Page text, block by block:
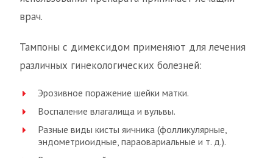
врач.
Тампоны с димексидом применяют для лечения
различных гинекологических болезней:
Эрозивное поражение шейки матки.
Воспаление влагалища и вульвы.
Разные виды кисты яичника (фолликулярные,
эндометриоидные, параовариальные и т. д.).